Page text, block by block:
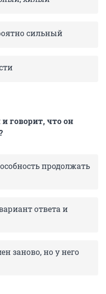
сильный
говорит, что он
продолжать
ответа и
заново, но у него